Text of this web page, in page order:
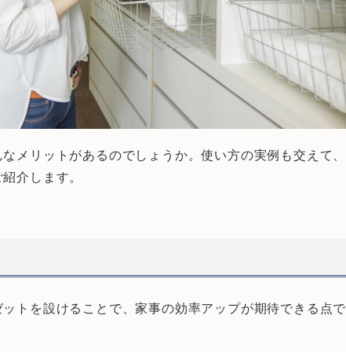
メリットがあるのでしょうか。使い方の実例も交えて、
介します。
トを設けることで、家事の効率アップが期待できる点で